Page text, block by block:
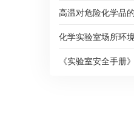
高温对危险化学品
化学实验室场所环
《实验室安全手册